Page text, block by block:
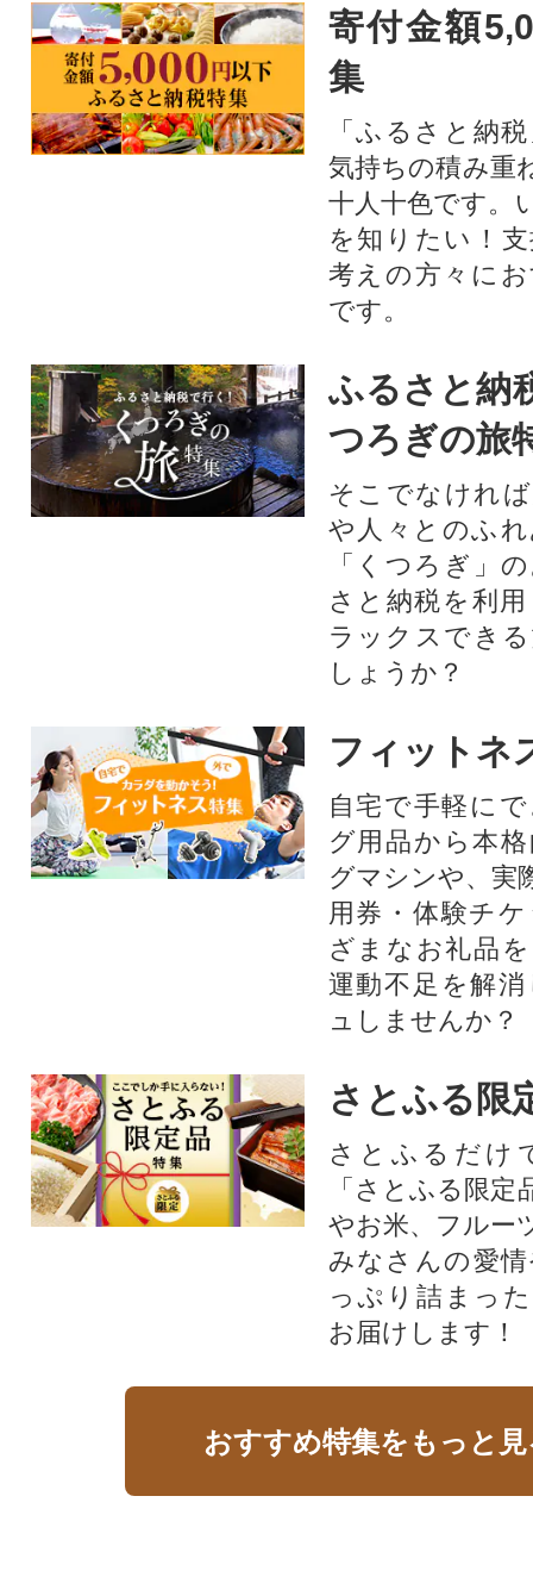
寄付金額
集
「ふるさと納
気持ちの積み重
十人十色です。
を知りたい！
考えの方々に
です。
ふるさと納
つろぎの旅
そこでなけれ
や人々とのふ
「くつろぎ」
さと納税を利
ラックスでき
しょうか？
フィットネ
自宅で手軽に
グ用品から本
グマシンや、実
用券・体験チ
ざまなお礼品
運動不足を解
ュしませんか？
さとふる限
さとふるだけ
「さとふる限
やお米、フルー
みなさんの愛
っぷり詰まっ
お届けします！
おすすめ特集をもっと